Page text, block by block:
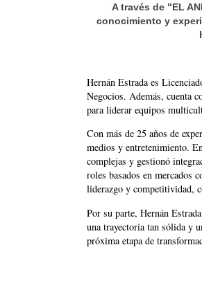
A través de "EL
conocimiento y
Hernán Estrada es
Negocios. Además, cuenta
para liderar equipos
Con más de 25 años de
medios y entretenimiento.
complejas y gestionó
roles basados en mercados
liderazgo y competitividad,
Por su parte, Hernán
una trayectoria tan sólida y
próxima etapa de